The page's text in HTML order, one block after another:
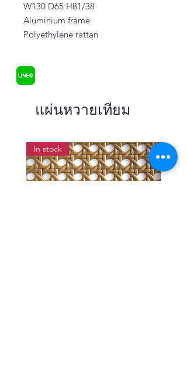
W130 D65 H81/38
Aluminium frame
Polyethylene rattan
แผ่นหวายเทียม
In stock